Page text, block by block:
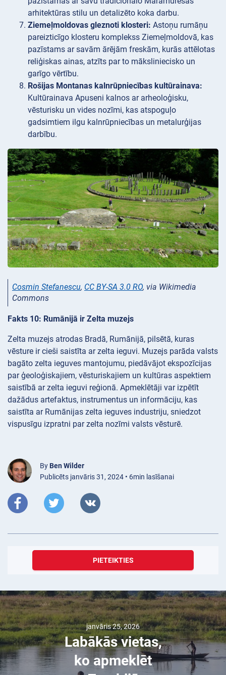
arhitektūras stilu un detalizēto koka darbu.
Ziemeļmoldovas gleznoti klosteri: Astoņu rumāņu
pareizticīgo klosteru komplekss Ziemeļmoldovā, kas
pazīstams ar savām ārējām freskām, kurās attēlotas
reliģiskas ainas, atzīts par to māksliniecisko un
garīgo vērtību.
Rošijas Montanas kalnrūpniecības kultūrainava:
Kultūrainava Apuseni kalnos ar arheoloģisku,
vēsturisku un vides nozīmi, kas atspoguļo
gadsimtiem ilgu kalnrūpniecības un metalurģijas
darbību.
Cosmin Stefanescu, CC BY-SA 3.0 RO, via Wikimedia
Commons
Fakts 10: Rumānijā ir Zelta muzejs
Zelta muzejs atrodas Bradā, Rumānijā, pilsētā, kuras
vēsture ir cieši saistīta ar zelta ieguvi. Muzejs parāda valsts
bagāto zelta ieguves mantojumu, piedāvājot ekspozīcijas
par ģeoloģiskajiem, vēsturiskajiem un kultūras aspektiem
saistībā ar zelta ieguvi reģionā. Apmeklētāji var izpētīt
dažādus artefaktus, instrumentus un informāciju, kas
saistīta ar Rumānijas zelta ieguves industriju, sniedzot
vispusīgu izpratni par zelta nozīmi valsts vēsturē.
By Ben Wilder
Publicēts janvāris 31, 2024 • 6min lasīšanai
PIETEIKTIES
janvāris 25, 2026
Labākās vietas,
ko apmeklēt